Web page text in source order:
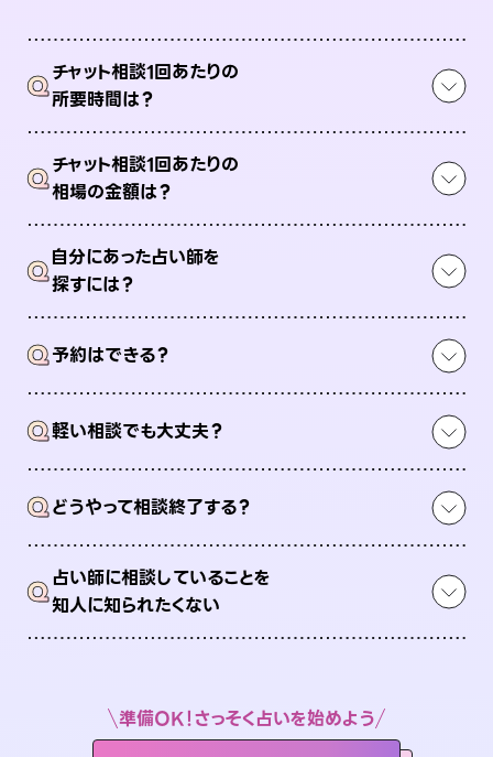
Qチャット相談1回あたりの
所要時間は？
Qチャット相談1回あたりの
相場の金額は？
Q自分にあった占い師を
探すには？
Q予約はできる？
Q軽い相談でも大丈夫？
Qどうやって相談終了する？
Q占い師に相談していることを
知人に知られたくない
準備OK！さっそく占いを始めよう